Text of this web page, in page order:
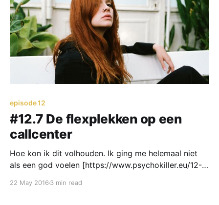
garde, de moslims,
episode 12
#12.7 De flexplekken op een
callcenter
Hoe kon ik dit volhouden. Ik ging me helemaal niet
als een god voelen [https://www.psychokiller.eu/12-
vergelijken-met-de-eerste-keer-seks-2/] . De tijd
22 May 2016 3 min read